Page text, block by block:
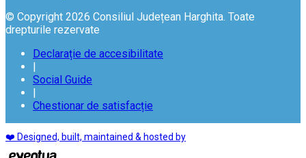
© Copyright 2026 Consiliul Județean Harghita. Toate
drepturile rezervate
Declarație de accesibilitate
|
Social Guide
|
Chestionar de satisfacție
❤️ Designed, built, maintained & hosted by